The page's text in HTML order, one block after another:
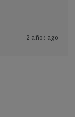
2 años ago